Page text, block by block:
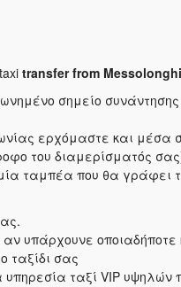
transfer from
σημείο συνάντησης
ερχόμαστε και μέσα
του διαμερίσματός
ταμπέα που θα γράφει
υπάρχουνε οποιαδήποτε
ταξίδι σας
υπηρεσία ταξί VIP